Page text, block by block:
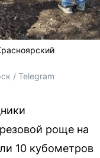
/ Telegram
роще на
10 кубометров